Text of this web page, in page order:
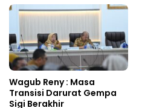
Wagub Reny : Masa
Transisi Darurat Gempa
Sigi Berakhir